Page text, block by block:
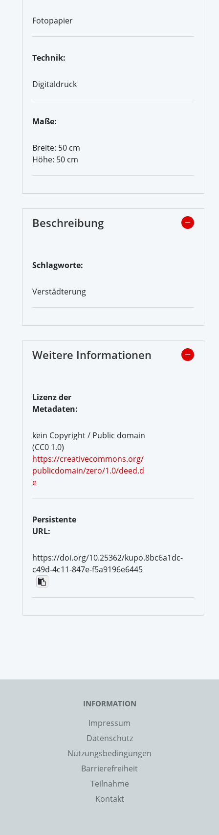
Fotopapier
Technik:
Digitaldruck
Maße:
Breite: 50 cm
Höhe: 50 cm
Beschreibung
Schlagworte:
Verstädterung
Weitere Informationen
Lizenz der
Metadaten:
kein Copyright / Public domain
(CC0 1.0)
https://creativecommons.org/
publicdomain/zero/1.0/deed.d
e
Persistente
URL:
https://doi.org/10.25362/kupo.8bc6a1dc-
c49d-4c11-847e-f5a9196e6445
INFORMATION
Impressum
Datenschutz
Nutzungsbedingungen
Barrierefreiheit
Teilnahme
Kontakt